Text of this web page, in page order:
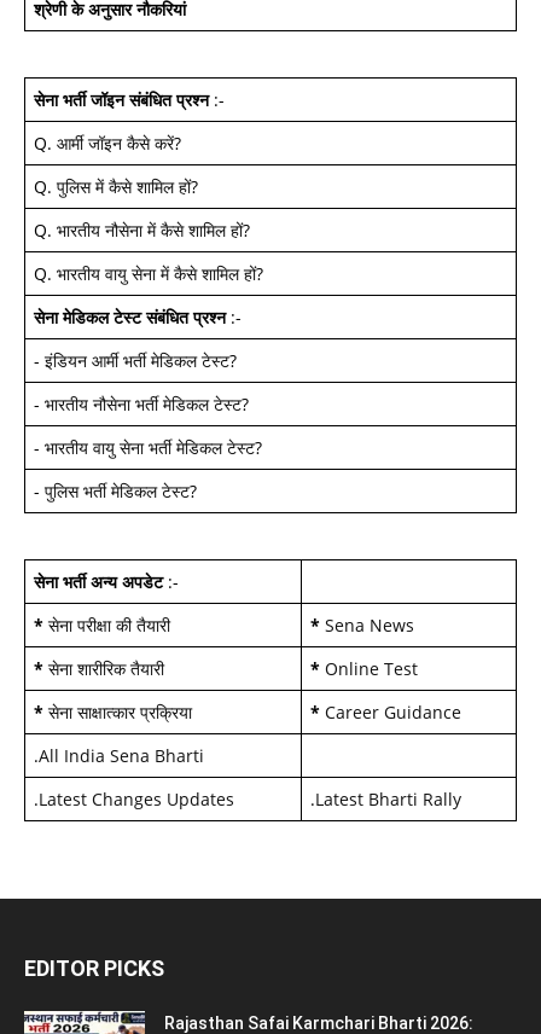
श्रेणी के अनुसार नौकरियां
सेना भर्ती जॉइन संबंधित प्रश्न:-
Q. आर्मी जॉइन कैसे करें?
Q. पुलिस में कैसे शामिल हों?
Q. भारतीय नौसेना में कैसे शामिल हों?
Q. भारतीय वायु सेना में कैसे शामिल हों?
सेना मेडिकल टेस्ट संबंधित प्रश्न:-
- इंडियन आर्मी भर्ती मेडिकल टेस्ट?
- भारतीय नौसेना भर्ती मेडिकल टेस्ट?
- भारतीय वायु सेना भर्ती मेडिकल टेस्ट?
- पुलिस भर्ती मेडिकल टेस्ट?
सेना भर्ती अन्य अपडेट:-
* सेना परीक्षा की तैयारी * Sena News
* सेना शारीरिक तैयारी * Online Test
* सेना साक्षात्कार प्रक्रिया * Career Guidance
.All India Sena Bharti
.Latest Changes Updates .Latest Bharti Rally
EDITOR PICKS
Rajasthan Safai Karmchari Bharti 2026: